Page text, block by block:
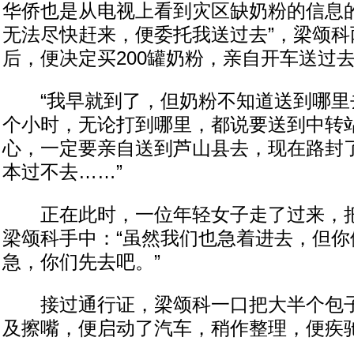
华侨也是从电视上看到灾区缺奶粉的信息
无法尽快赶来，便委托我送过去”，梁颂
后，便决定买200罐奶粉，亲自开车送过
“我早就到了，但奶粉不知道送到哪里
个小时，无论打到哪里，都说要送到中转
心，一定要亲自送到芦山县去，现在路封
本过不去……”
正在此时，一位年轻女子走了过来，
梁颂科手中：“虽然我们也急着进去，但
急，你们先去吧。”
接过通行证，梁颂科一口把大半个包
及擦嘴，便启动了汽车，稍作整理，便疾